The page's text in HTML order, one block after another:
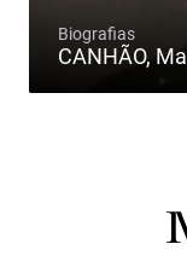
Biografias
CANHÃO,